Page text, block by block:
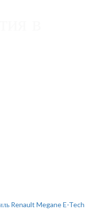
Renault Megane E-Tech